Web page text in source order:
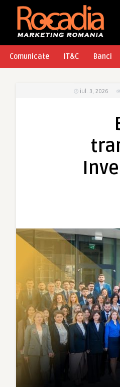
Comunicate IT&C Banci
iul. 3, 2026